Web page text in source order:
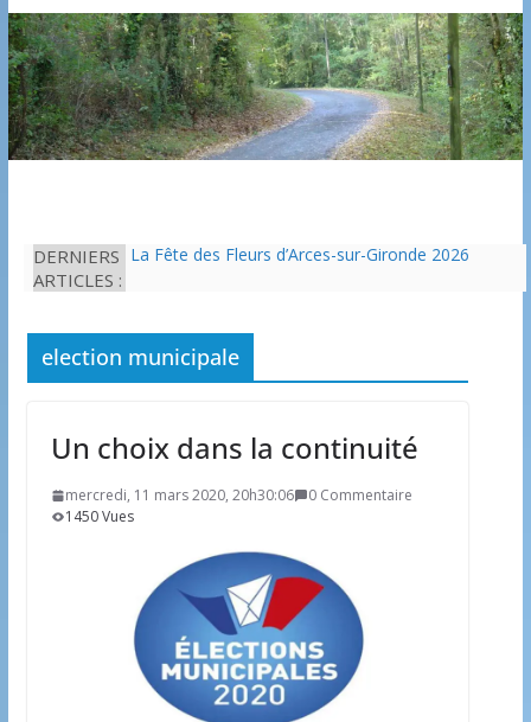
DERNIERS
ARTICLES :
La Fête des Fleurs d’Arces-sur-Gironde 2026
Eau potable : Le préfet de Charente-Maritime
annonce de nouvelles restrictions
Une solution durable pour l’isolation des
election municipale
Un choix dans la continuité
mercredi, 11 mars 2020, 20h30:06
0 Commentaire
1450 Vues